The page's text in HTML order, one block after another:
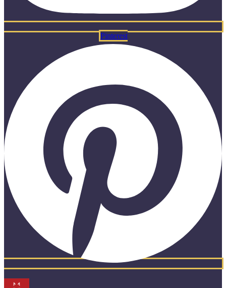
Pinterest